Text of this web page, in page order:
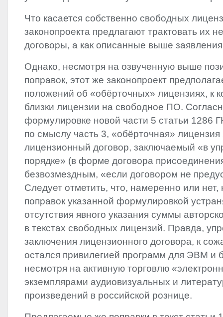
Что касается собственно свободных
законопроекта предлагают трактовать их
договоры, а как описанные выше
Однако, несмотря на озвученную выше
поправок, этот же законопроект
положений об «обёрточных» лицензиях, к
близки лицензии на свободное ПО.
формулировке новой части 5 статьи 1286
по смыслу часть 3, «обёрточная»
лицензионный договор, заключаемый «в
порядке» (в форме договора
безвозмездным, «если договором не
Следует отметить, что, намеренно или нет,
поправок указанной формулировкой
отсутствия явного указания суммы
в текстах свободных лицензий. Правда,
заключения лицензионного договора, к
остался привилегией программ для ЭВМ и
несмотря на активную торговлю
экземплярами аудиовизуальных и
произведений в российской рознице.